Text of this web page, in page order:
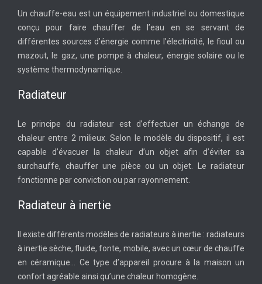
Un chauffe-eau est un équipement industriel ou domestique
conçu pour faire chauffer de l’eau en se servant de
différentes sources d’énergie comme l’électricité, le fioul ou
mazout, le gaz, une pompe à chaleur, énergie solaire ou le
système thermodynamique.
Radiateur
Le principe du radiateur est d’effectuer un échange de
chaleur entre 2 milieux. Selon le modèle du dispositif, il est
capable d’évacuer la chaleur d’un objet afin d’éviter sa
surchauffe, chauffer une pièce ou un objet. Le radiateur
fonctionne par conviction ou par rayonnement.
Radiateur à inertie
Il existe différents modèles de radiateurs à inertie : radiateurs
à inertie sèche, fluide, fonte, mobile, avec un cœur de chauffe
en céramique… Ce type d’appareil procure à la maison un
confort agréable ainsi qu’une chaleur homogène.